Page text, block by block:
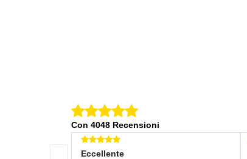
Con 4048 Recensioni
Eccellente